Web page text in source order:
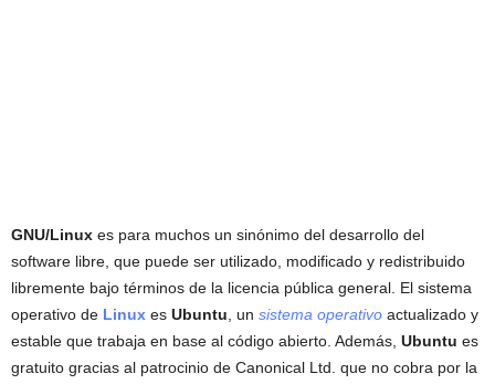
GNU/Linux es para muchos un sinónimo del desarrollo del
software libre, que puede ser utilizado, modificado y redistribuido
libremente bajo términos de la licencia pública general. El sistema
operativo de Linux es Ubuntu , un sistema operativo actualizado y
estable que trabaja en base al código abierto. Además, Ubuntu es
gratuito gracias al patrocinio de Canonical Ltd. que no cobra por la